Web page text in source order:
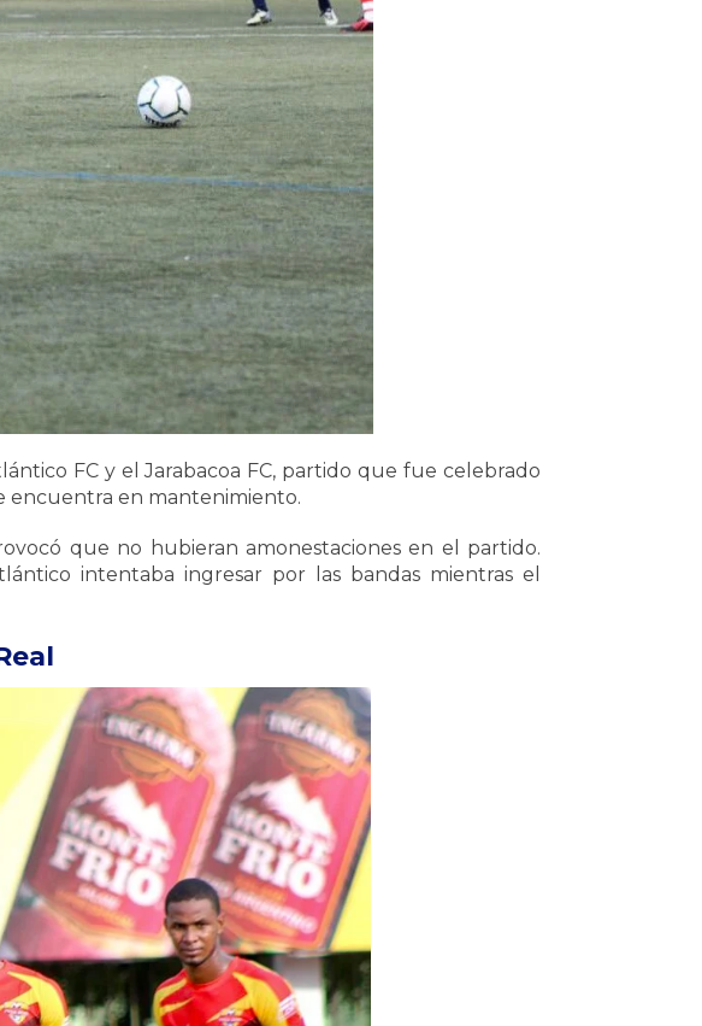
FC y el Jarabacoa FC, partido que fue celebrado
encuentra en mantenimiento.
que no hubieran amonestaciones en el partido.
intentaba ingresar por las bandas mientras el